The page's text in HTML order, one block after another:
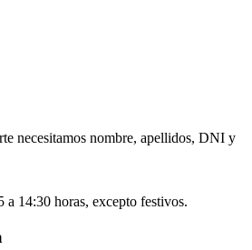
necesitamos nombre, apellidos, DNI y
a 14:30 horas, excepto festivos.